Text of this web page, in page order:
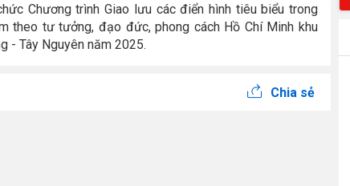
Chương trình Giao lưu các điển hình tiêu biểu trong
theo tư tưởng, đạo đức, phong cách Hồ Chí Minh khu
- Tây Nguyên năm 2025.
Chia sẻ